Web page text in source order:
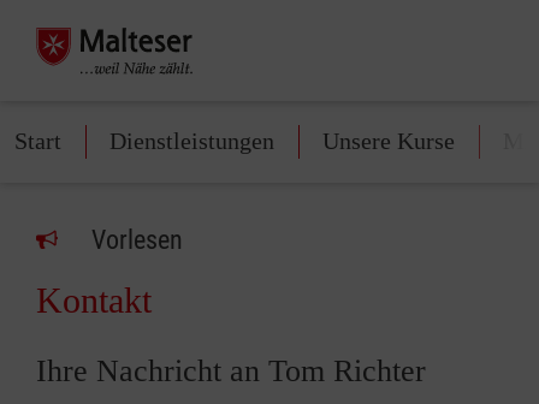
Start Dienstleistungen Unsere Kurse
Vorlesen
Kontakt
Ihre Nachricht an Tom Richter